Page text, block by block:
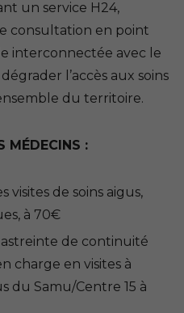
un service H24,
consultation en point
interconnectée avec le
l’accès aux soins
du territoire.
:
visites de soins aigus,
à 70€
astreinte de continuité
charge en visites à
du Samu/Centre 15 à